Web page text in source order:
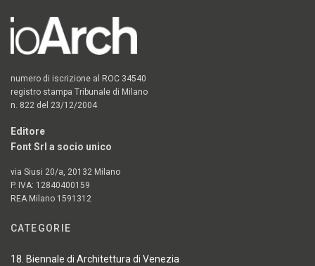
numero di iscrizione al ROC 34540
registro stampa Tribunale di Milano
n. 822 del 23/12/2004
Editore
Font Srl a socio unico
via Siusi 20/a, 20132 Milano
P. IVA: 12840400159
REA Milano 1591312
CATEGORIE
18. Biennale di Architettura di Venezia